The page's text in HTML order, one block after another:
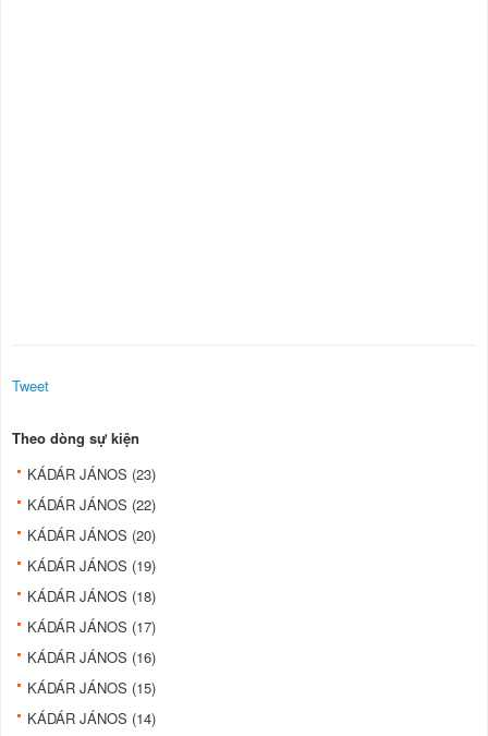
Tweet
Theo dòng sự kiện
KÁDÁR JÁNOS (23)
KÁDÁR JÁNOS (22)
KÁDÁR JÁNOS (20)
KÁDÁR JÁNOS (19)
KÁDÁR JÁNOS (18)
KÁDÁR JÁNOS (17)
KÁDÁR JÁNOS (16)
KÁDÁR JÁNOS (15)
KÁDÁR JÁNOS (14)